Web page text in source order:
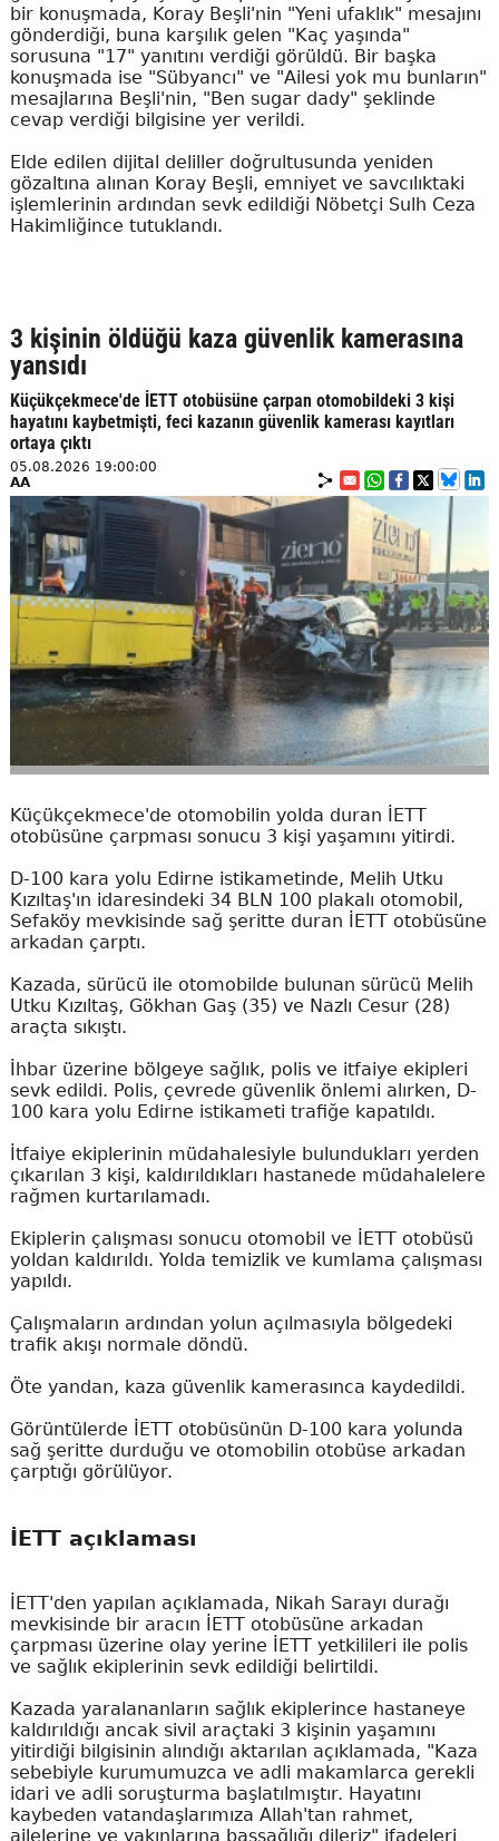
bir konuşmada, Koray Beşli'nin "Yeni ufaklık" mesajını
gönderdiği, buna karşılık gelen "Kaç yaşında"
sorusuna "17" yanıtını verdiği görüldü. Bir başka
konuşmada ise "Sübyancı" ve "Ailesi yok mu bunların"
mesajlarına Beşli'nin, "Ben sugar dady" şeklinde
cevap verdiği bilgisine yer verildi.
Elde edilen dijital deliller doğrultusunda yeniden
gözaltına alınan Koray Beşli, emniyet ve savcılıktaki
işlemlerinin ardından sevk edildiği Nöbetçi Sulh Ceza
Hakimliğince tutuklandı.
3 kişinin öldüğü kaza güvenlik kamerasına
yansıdı
Küçükçekmece'de İETT otobüsüne çarpan otomobildeki 3 kişi
hayatını kaybetmişti, feci kazanın güvenlik kamerası kayıtları
ortaya çıktı
05.08.2026 19:00:00
AA
Küçükçekmece'de otomobilin yolda duran İETT
otobüsüne çarpması sonucu 3 kişi yaşamını yitirdi.
D-100 kara yolu Edirne istikametinde, Melih Utku
Kızıltaş'ın idaresindeki 34 BLN 100 plakalı otomobil,
Sefaköy mevkisinde sağ şeritte duran İETT otobüsüne
arkadan çarptı.
Kazada, sürücü ile otomobilde bulunan sürücü Melih
Utku Kızıltaş, Gökhan Gaş (35) ve Nazlı Cesur (28)
araçta sıkıştı.
İhbar üzerine bölgeye sağlık, polis ve itfaiye ekipleri
sevk edildi. Polis, çevrede güvenlik önlemi alırken, D-
100 kara yolu Edirne istikameti trafiğe kapatıldı.
İtfaiye ekiplerinin müdahalesiyle bulundukları yerden
çıkarılan 3 kişi, kaldırıldıkları hastanede müdahalelere
rağmen kurtarılamadı.
Ekiplerin çalışması sonucu otomobil ve İETT otobüsü
yoldan kaldırıldı. Yolda temizlik ve kumlama çalışması
yapıldı.
Çalışmaların ardından yolun açılmasıyla bölgedeki
trafik akışı normale döndü.
Öte yandan, kaza güvenlik kamerasınca kaydedildi.
Görüntülerde İETT otobüsünün D-100 kara yolunda
sağ şeritte durduğu ve otomobilin otobüse arkadan
çarptığı görülüyor.
İETT açıklaması
İETT'den yapılan açıklamada, Nikah Sarayı durağı
mevkisinde bir aracın İETT otobüsüne arkadan
çarpması üzerine olay yerine İETT yetkilileri ile polis
ve sağlık ekiplerinin sevk edildiği belirtildi.
Kazada yaralananların sağlık ekiplerince hastaneye
kaldırıldığı ancak sivil araçtaki 3 kişinin yaşamını
yitirdiği bilgisinin alındığı aktarılan açıklamada, "Kaza
sebebiyle kurumumuzca ve adli makamlarca gerekli
idari ve adli soruşturma başlatılmıştır. Hayatını
kaybeden vatandaşlarımıza Allah'tan rahmet,
ailelerine ve yakınlarına başsağlığı dileriz" ifadeleri